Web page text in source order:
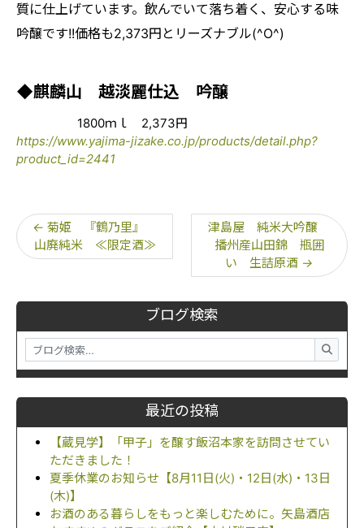
ブログ検索
最近の投稿
【蔵見学】「甲子」を醸す飯沼本家を訪問させてい
ただきました！
夏季休業のお知らせ【8月11日(火)・12日(水)・13日
(木)】
お酒のある暮らしをもっと楽しむために。矢島酒店
質に仕上げています。飲んでいて落ち着く、安心する味
吟醸です!!価格も2,373円とリーズナブル(^O^)
◆麒麟山 越淡麗仕込 吟醸
1800ｍｌ 2,373円
https://www.yajima-jizake.co.jp/products/detail.php?
product_id=2441
← 菊姫 『鶴乃里』
山廃純米 ≪限定酒≫
津島屋 純米大吟醸
播州産山田錦 瓶囲
い 生詰原酒 →